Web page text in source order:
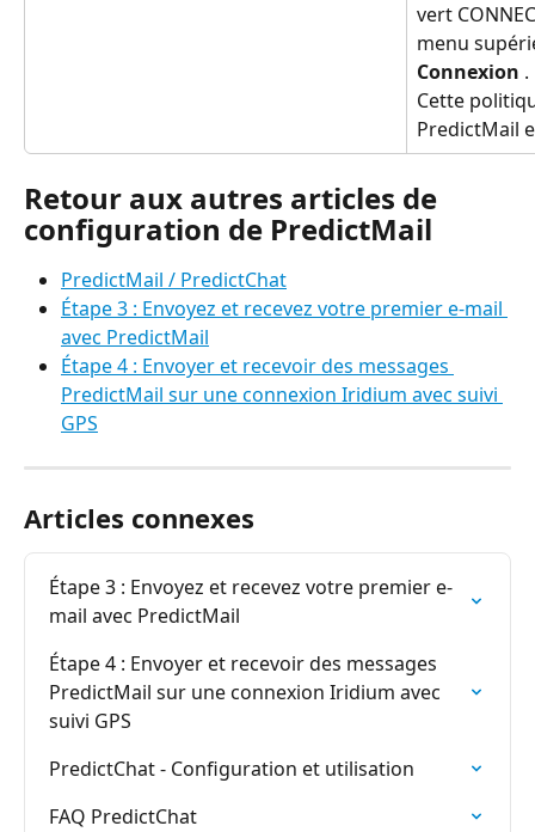
vert
menu
Connexion .
Cette
PredictMail
Retour aux autres articles de
configuration de PredictMail
PredictMail / PredictChat
Étape 3 : Envoyez et recevez votre premier e-mail
avec PredictMail
Étape 4 : Envoyer et recevoir des messages
PredictMail sur une connexion Iridium avec suivi
GPS
Articles connexes
Étape 3 : Envoyez et recevez votre premier e-
mail avec PredictMail
Étape 4 : Envoyer et recevoir des messages
PredictMail sur une connexion Iridium avec
suivi GPS
PredictChat - Configuration et utilisation
FAQ PredictChat